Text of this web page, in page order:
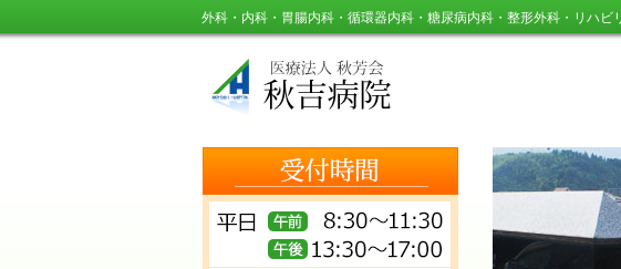
外科・内科・胃腸内科・循環器内科・糖尿病内科・整形外科・リハビ